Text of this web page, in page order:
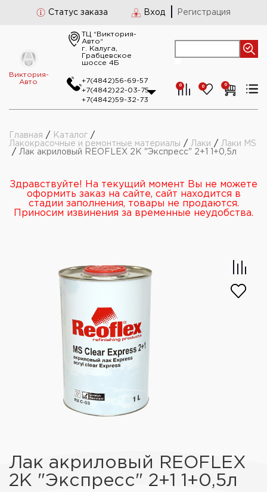
Статус заказа Вход Регистрация
Виктория-
Авто
ТЦ “Виктория-
Авто“
г. Калуга,
Грабцевское
шоссе 4Б
+7(4842)56-69-57
+7(4842)22-03-75
+7(4842)59-32-73
0 0 0
Главная / Каталог /
Лакокрасочные и ремонтные материалы / Лаки / Лаки MS
/ Лак акриловый REOFLEX 2K "Экспресс" 2+1 1+0,5л
Здравствуйте! На текущий момент Вы не можете
оформить заказ на сайте, сайт находится в
стадии заполнения, товары не продаются.
Приносим извинения за временные неудобства.
Лак акриловый REOFLEX
2K "Экспресс" 2+1 1+0,5л